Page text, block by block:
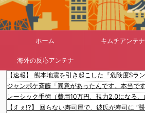
ホーム キムチアンテナ
海外の反応アンテナ